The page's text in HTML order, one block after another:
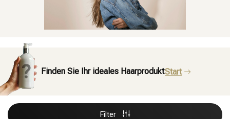
Finden Sie Ihr ideales HaarproduktStart
Filter